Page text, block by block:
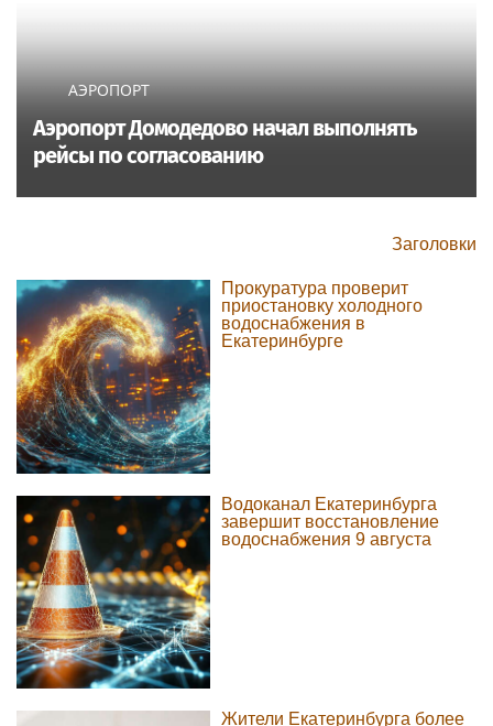
АЭРОПОРТ
Аэропорт Домодедово начал выполнять
рейсы по согласованию
Заголовки
Прокуратура проверит
приостановку холодного
водоснабжения в
Екатеринбурге
Водоканал Екатеринбурга
завершит восстановление
водоснабжения 9 августа
Жители Екатеринбурга более